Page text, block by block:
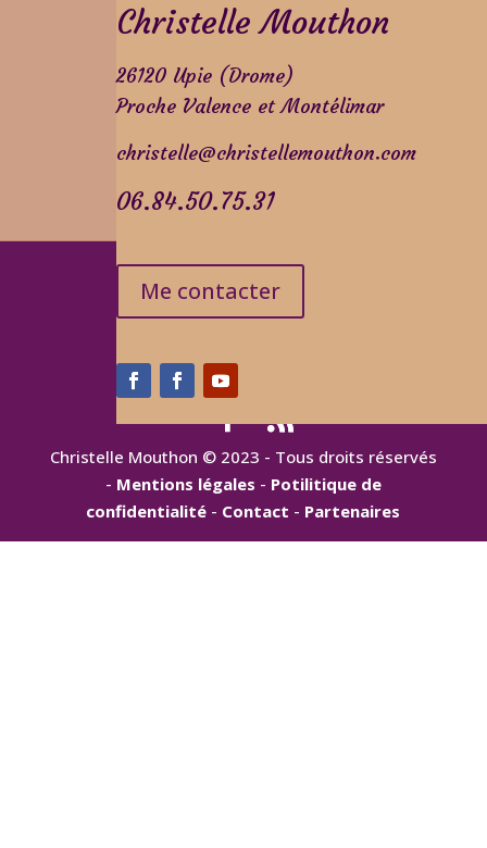
Christelle Mouthon
26120 Upie (Drome)
Proche Valence et Montélimar
christelle@christellemouthon.com
06.84.50.75.31
Me contacter
Christelle Mouthon © 2023 - Tous droits réservés
- Mentions légales - Potilitique de
confidentialité - Contact - Partenaires